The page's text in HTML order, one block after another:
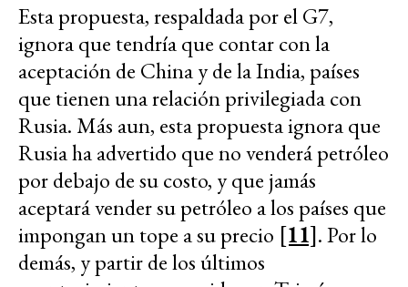
Esta propuesta, respaldada por el G7,
ignora que tendría que contar con la
aceptación de China y de la India, países
que tienen una relación privilegiada con
Rusia. Más aun, esta propuesta ignora que
Rusia ha advertido que no venderá petróleo
por debajo de su costo, y que jamás
aceptará vender su petróleo a los países que
impongan un tope a su precio [11]. Por lo
demás, y partir de los últimos